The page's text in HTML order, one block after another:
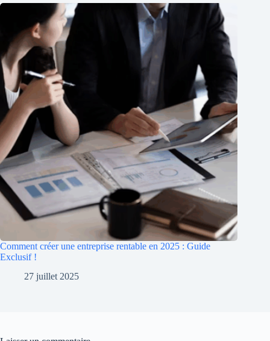
Comment créer une entreprise rentable en 2025 : Guide
Exclusif !
27 juillet 2025